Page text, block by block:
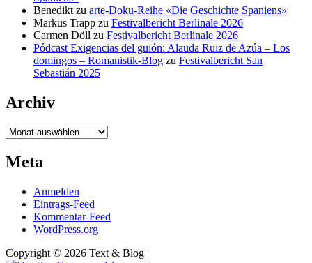
Benedikt zu arte-Doku-Reihe «Die Geschichte Spaniens»
Markus Trapp zu Festivalbericht Berlinale 2026
Carmen Döll zu Festivalbericht Berlinale 2026
Pódcast Exigencias del guión: Alauda Ruiz de Azúa – Los
domingos – Romanistik-Blog zu Festivalbericht San
Sebastián 2025
Archiv
Archiv
Meta
Anmelden
Eintrags-Feed
Kommentar-Feed
WordPress.org
Copyright © 2026 Text & Blog |